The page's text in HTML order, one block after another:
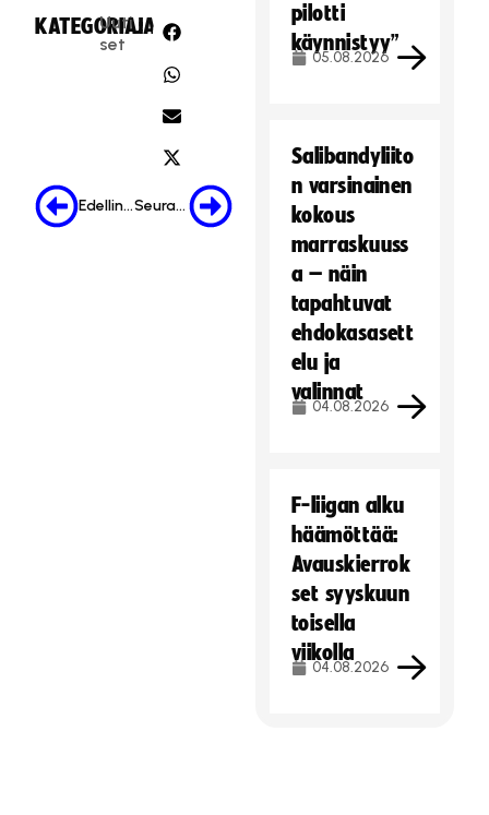
vä
st
Hyväksy markkinointievästeet
KATEGORIA:
Uuti
set
JAA:
Edellinen Seuraava
pilotti
käynnistyy”
05.08.2026
Salibandyliito
n varsinainen
kokous
marraskuuss
a – näin
tapahtuvat
ehdokasasett
elu ja
valinnat
04.08.2026
F-liigan alku
häämöttää:
Avauskierrok
set syyskuun
toisella
viikolla
04.08.2026